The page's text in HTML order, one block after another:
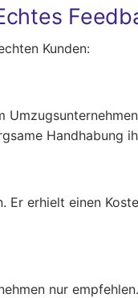
Kunden:
Handhabung
Er erhielt einen
nur